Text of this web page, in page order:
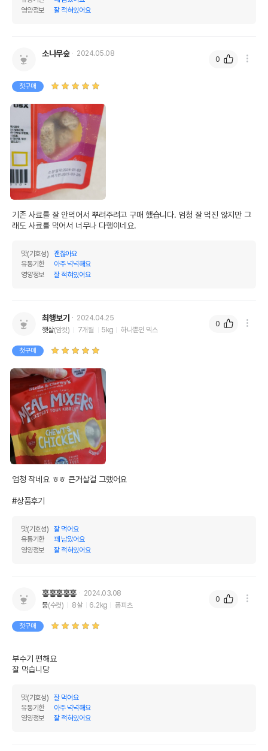
영양정보
잘 적혀있어요
소나무숲 2024.05.08
첫구매
기존 사료를 잘 안먹어서 뿌려주려고 구매 했습니다. 엄청 잘 먹진 않지만 그
래도 사료를 먹어서 너무나 다행이네요.
맛(기호성)
괜찮아요
유통기한
아주 넉넉해요
영양정보
잘 적혀있어요
0
최행보기
2024.04.25
햇살(암컷) 7개월 5kg 하나뿐인 믹스
첫구매
엄청 작네요 ㅎㅎ 큰거살걸 그랬어요
#상품후기
맛(기호성)
잘 먹어요
유통기한
꽤 남았어요
영양정보
잘 적혀있어요
0
홍홍홍홍홍
2024.03.08
뭉(수컷) 8살 6.2kg 폼피츠
첫구매
부수기 편해요
잘 먹습니당
맛(기호성)
잘 먹어요
유통기한
아주 넉넉해요
영양정보
잘 적혀있어요
0